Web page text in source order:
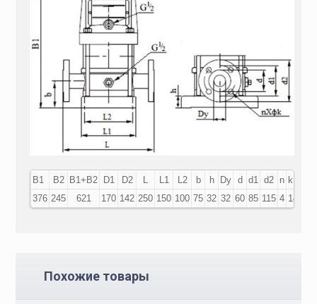
В1 В2 В1+В2 D1 D2 L L1 L2 b h Dy d d1 d2 n k
376 245 621 170 142 250 150 100 75 32 32 60 85 115 4 14
Похожие товары